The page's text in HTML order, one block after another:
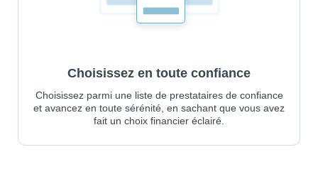
Choisissez en toute confiance
Choisissez parmi une liste de prestataires de confiance
et avancez en toute sérénité, en sachant que vous avez
fait un choix financier éclairé.